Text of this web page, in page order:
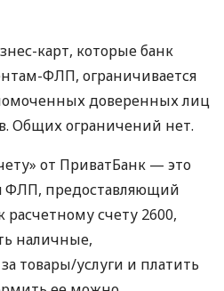
карт, которые банк
ФЛП, ограничивается
доверенных лиц
Общих ограничений нет.
от ПриватБанк — это
ФЛП, предоставляющий
счету 2600,
наличные,
товары/услуги и платить